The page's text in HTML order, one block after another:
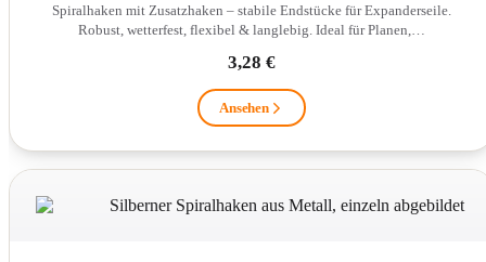
Spiralhaken mit Zusatzhaken – stabile Endstücke für Expanderseile.
Robust, wetterfest, flexibel & langlebig. Ideal für Planen,…
3,28 €
Ansehen